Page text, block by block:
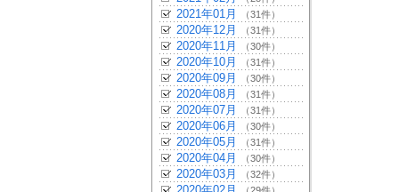
2021年01月 （31件）
2020年12月 （31件）
2020年11月 （30件）
2020年10月 （31件）
2020年09月 （30件）
2020年08月 （31件）
2020年07月 （31件）
2020年06月 （30件）
2020年05月 （31件）
2020年04月 （30件）
2020年03月 （32件）